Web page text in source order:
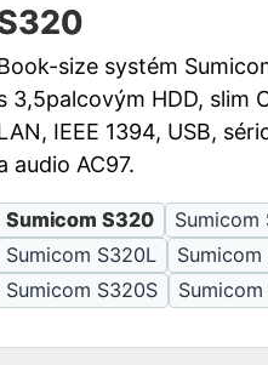
size systém
3,5palcovým HDD, slim
IEEE 1394, USB,
audio AC97.
Sumicom S320
Sumicom
Sumicom S320L
Sumicom
Sumicom S320S